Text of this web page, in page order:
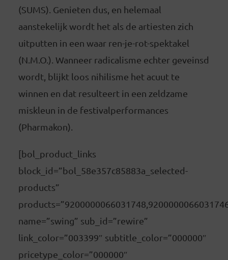
(SUMS). Genieten dus, en helemaal
aanstekelijk wordt het als de artiesten zich
uitputten in een waar ren-je-rot-spektakel
(N.M.O.). Wanneer radicalisme echter geveinsd
wordt, blijkt loos nihilisme het acuut te
winnen en dat resulteert in een zeldzame
miskleun in de festivalperformances
(Pharmakon).
[bol_product_links
block_id=”bol_58e357c85883a_selected-
products”
name=”swing” sub_id=”rewire”
link_color=”003399″ subtitle_color=”000000″
pricetype_color=”000000″